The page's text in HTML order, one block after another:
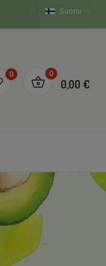
Suomi
0 0
0,00 €